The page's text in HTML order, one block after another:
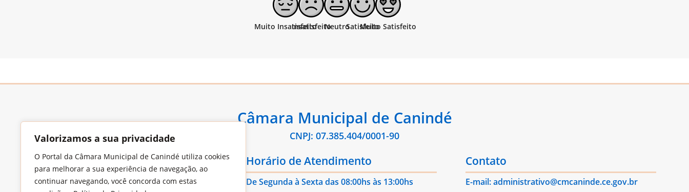
Valorizamos a sua privacidade
O Portal da Câmara Municipal de Canindé utiliza cookies
para melhorar a sua experiência de navegação, ao
continuar navegando, você concorda com estas
Câmara Municipal de Canindé
CNPJ: 07.385.404/0001-90
Endereço
Largo Francisco Xavier de Medeiros, S/N,
Horário de Atendimento
De Segunda à Sexta das 08:00hs às 13:00hs
Contato
E-mail: administrativo@cmcaninde.ce.gov.br